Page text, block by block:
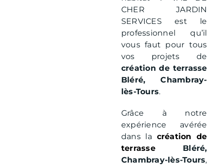
CHER JARDIN
SERVICES est le
professionnel qu’il
vous faut pour tous
vos projets de
création de terrasse
Bléré, Chambray-
lès-Tours.
Grâce à notre
expérience avérée
dans la création de
terrasseBléré,
Chambray-lès-Tours,